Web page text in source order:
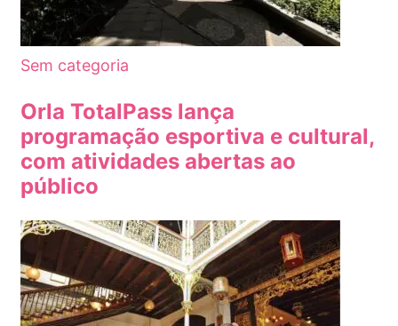
Sem categoria
Orla TotalPass lança
programação esportiva e cultural,
com atividades abertas ao
público